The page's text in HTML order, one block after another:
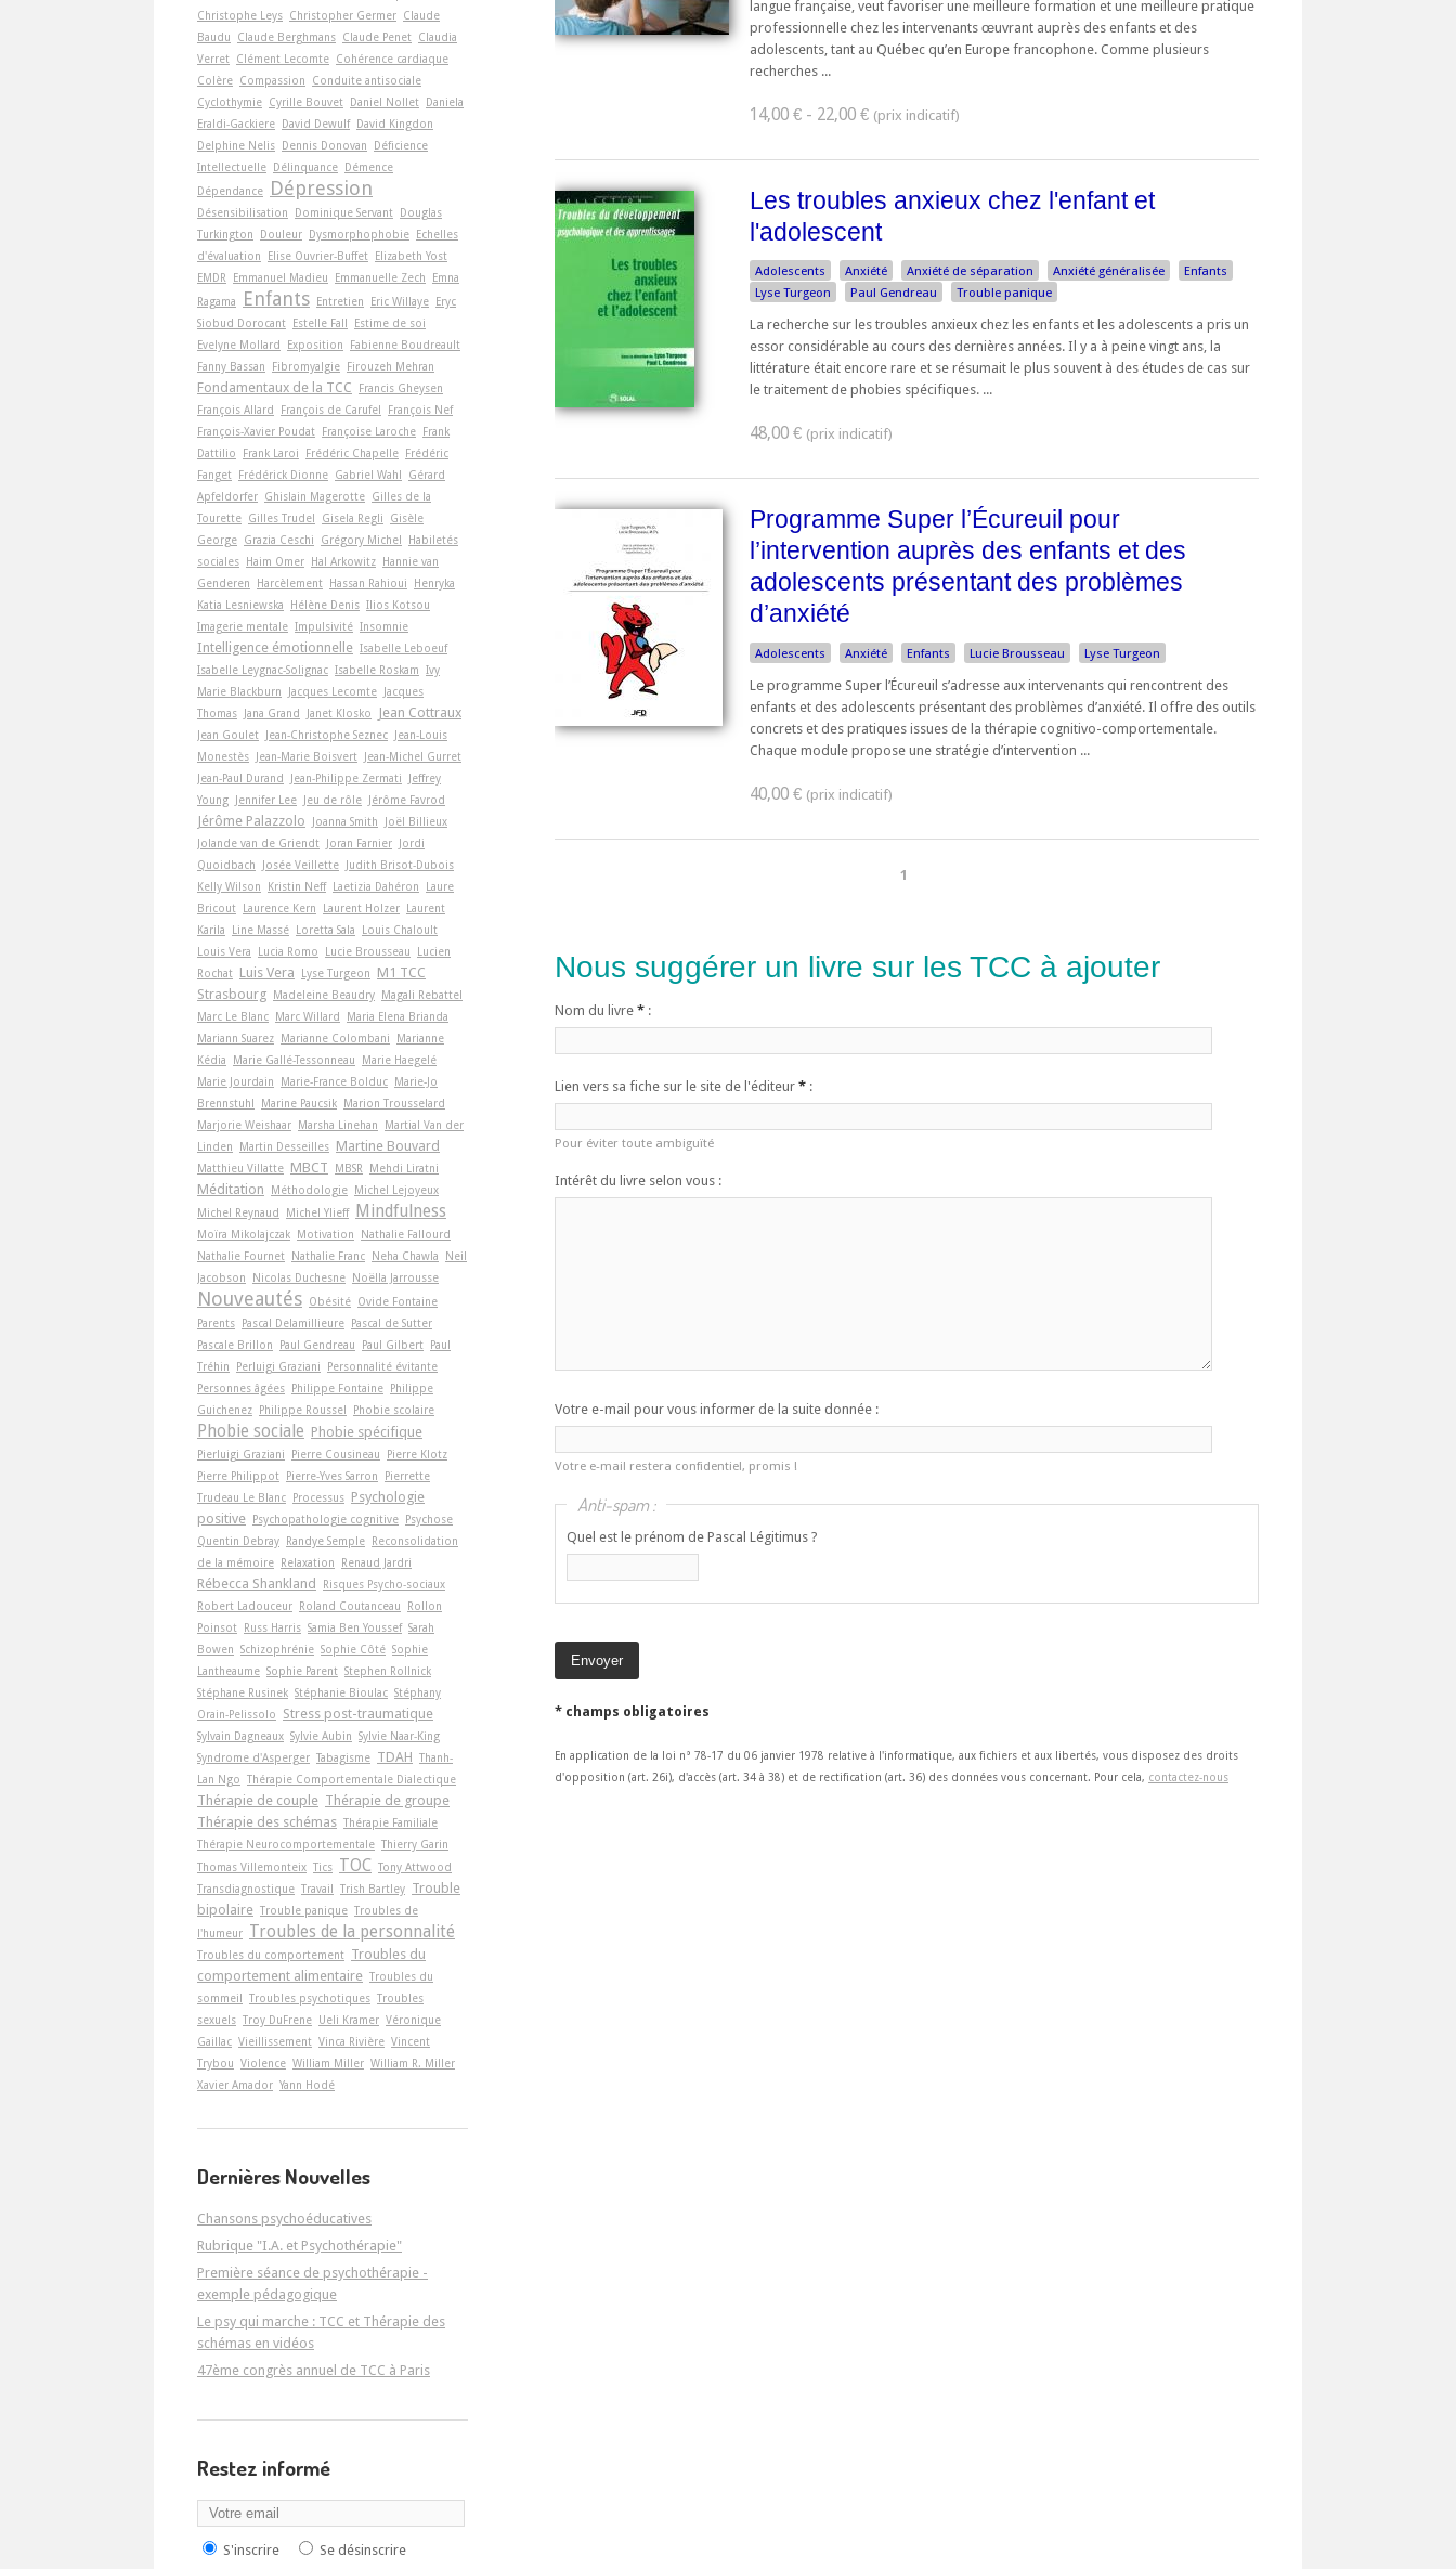
langue française, veut favoriser une meilleure formation et une meilleure pratique
professionnelle chez les intervenants œuvrant auprès des enfants et des
adolescents, tant au Québec qu’en Europe francophone. Comme plusieurs
recherches ...
14,00 € - 22,00 €
Les troubles anxieux chez l'enfant et
l'adolescent
Adolescents Anxiété Anxiété de séparation Anxiété généralisée
Enfants
Lyse Turgeon
Paul Gendreau Trouble panique
La recherche sur les troubles anxieux chez les enfants et les adolescents a pris un
essor considérable au cours des dernières années. Il y a à peine vingt ans, la
littérature était encore rare et se résumait le plus souvent à des études de cas sur
le traitement de phobies spécifiques. ...
48,00 €
Programme Super l’Écureuil pour
l’intervention auprès des enfants et des
adolescents présentant des problèmes
d’anxiété
Adolescents Anxiété Enfants Lucie Brousseau Lyse Turgeon
Le programme Super l’Écureuil s’adresse aux intervenants qui rencontrent des
enfants et des adolescents présentant des problèmes d’anxiété. Il offre des outils
concrets et des pratiques issues de la thérapie cognitivo-comportementale.
Chaque module propose une stratégie d’intervention ...
40,00 €
1
Nous suggérer un livre sur les TCC à ajouter
Nom du livre * :
Lien vers sa fiche sur le site de l'éditeur * :
Pour éviter toute ambiguïté
Intérêt du livre selon vous :
Votre e-mail pour vous informer de la suite donnée :
Votre e-mail restera confidentiel, promis !
Anti-spam :
Quel est le prénom de Pascal Légitimus ?
* champs obligatoires
En application de la loi n° 78-17 du 06 janvier 1978 relative à l'informatique, aux fichiers et aux libertés, vous disposez des droits
d'opposition (art. 26i), d'accès (art. 34 à 38) et de rectification (art. 36) des données vous concernant. Pour cela, contactez-nous
Christophe Leys Christopher Germer Claude
Baudu
Claude Berghmans Claude Penet Claudia
Verret Clément Lecomte Cohérence cardiaque
Colère Compassion
Conduite antisociale
Cyclothymie Cyrille Bouvet Daniel Nollet Daniela
Eraldi-Gackiere David Dewulf David Kingdon
Delphine Nelis Dennis Donovan
Déficience
Intellectuelle Délinquance Démence
Dépendance
Dépression
Désensibilisation Dominique Servant Douglas
Turkington
Douleur Dysmorphophobie Echelles
d'évaluation
Elise Ouvrier-Buffet Elizabeth Yost
EMDR
Emmanuel Madieu Emmanuelle Zech
Emna
Ragama
Enfants Entretien Eric Willaye Eryc
Siobud Dorocant Estelle Fall
Estime de soi
Evelyne Mollard
Exposition
Fabienne Boudreault
Fanny Bassan
Fibromyalgie Firouzeh Mehran
Fondamentaux de la TCC
Francis Gheysen
François Allard
François de Carufel
François Nef
François-Xavier Poudat Françoise Laroche Frank
Dattilio
Frank Laroi Frédéric Chapelle Frédéric
Fanget Frédérick Dionne Gabriel Wahl
Gérard
Apfeldorfer Ghislain Magerotte Gilles de la
Tourette Gilles Trudel Gisela Regli
Gisèle
George Grazia Ceschi Grégory Michel
Habiletés
sociales Haim Omer Hal Arkowitz Hannie van
Genderen
Harcèlement Hassan Rahioui
Henryka
Katia Lesniewska
Hélène Denis Ilios Kotsou
Imagerie mentale Impulsivité Insomnie
Intelligence émotionnelle Isabelle Leboeuf
Isabelle Leygnac-Solignac Isabelle Roskam Ivy
Marie Blackburn
Jacques Lecomte Jacques
Thomas Jana Grand Janet Klosko Jean Cottraux
Jean Goulet Jean-Christophe Seznec Jean-Louis
Monestès Jean-Marie Boisvert Jean-Michel Gurret
Jean-Paul Durand
Jean-Philippe Zermati
Jeffrey
Young Jennifer Lee Jeu de rôle Jérôme Favrod
Jérôme Palazzolo Joanna Smith
Joël Billieux
Jolande van de Griendt Joran Farnier Jordi
Quoidbach
Josée Veillette Judith Brisot-Dubois
Kelly Wilson
Kristin Neff Laetizia Dahéron
Laure
Bricout Laurence Kern Laurent Holzer Laurent
Karila
Line Massé Loretta Sala
Louis Chaloult
Louis Vera
Lucia Romo Lucie Brousseau
Lucien
Rochat Luis Vera Lyse Turgeon
M1 TCC
Strasbourg Madeleine Beaudry Magali Rebattel
Marc Le Blanc Marc Willard
Maria Elena Brianda
Mariann Suarez Marianne Colombani
Marianne
Kédia
Marie Gallé-Tessonneau
Marie Haegelé
Marie Jourdain
Marie-France Bolduc Marie-Jo
Brennstuhl
Marine Paucsik Marion Trousselard
Marjorie Weishaar Marsha Linehan
Martial Van der
Linden
Martin Desseilles Martine Bouvard
Matthieu Villatte MBCT MBSR Mehdi Liratni
Méditation Méthodologie Michel Lejoyeux
Michel Reynaud
Michel Ylieff Mindfulness
Moïra Mikolajczak Motivation
Nathalie Fallourd
Nathalie Fournet Nathalie Franc Neha Chawla
Neil
Jacobson
Nicolas Duchesne Noëlla Jarrousse
Nouveautés Obésité Ovide Fontaine
Parents Pascal Delamillieure Pascal de Sutter
Pascale Brillon
Paul Gendreau Paul Gilbert Paul
Tréhin
Perluigi Graziani
Personnalité évitante
Personnes âgées Philippe Fontaine Philippe
Guichenez Philippe Roussel Phobie scolaire
Phobie sociale Phobie spécifique
Pierluigi Graziani Pierre Cousineau
Pierre Klotz
Pierre Philippot Pierre-Yves Sarron
Pierrette
Trudeau Le Blanc Processus Psychologie
positive Psychopathologie cognitive Psychose
Quentin Debray Randye Semple Reconsolidation
de la mémoire Relaxation Renaud Jardri
Rébecca Shankland
Risques Psycho-sociaux
Robert Ladouceur Roland Coutanceau
Rollon
Poinsot Russ Harris Samia Ben Youssef Sarah
Bowen Schizophrénie Sophie Côté Sophie
Lantheaume Sophie Parent Stephen Rollnick
Stéphane Rusinek Stéphanie Bioulac Stéphany
Orain-Pelissolo
Stress post-traumatique
Sylvain Dagneaux Sylvie Aubin Sylvie Naar-King
Syndrome d'Asperger Tabagisme TDAH Thanh-
Lan Ngo Thérapie Comportementale Dialectique
Thérapie de couple Thérapie de groupe
Thérapie des schémas Thérapie Familiale
Thérapie Neurocomportementale Thierry Garin
Thomas Villemonteix Tics TOC Tony Attwood
Transdiagnostique Travail Trish Bartley Trouble
bipolaire Trouble panique Troubles de
l'humeur Troubles de la personnalité
Troubles du comportement Troubles du
comportement alimentaire Troubles du
sommeil Troubles psychotiques Troubles
sexuels Troy DuFrene Ueli Kramer Véronique
Gaillac Vieillissement Vinca Rivière Vincent
Trybou Violence William Miller William R. Miller
Xavier Amador Yann Hodé
Dernières Nouvelles
Chansons psychoéducatives
Rubrique "I.A. et Psychothérapie"
Première séance de psychothérapie -
exemple pédagogique
Le psy qui marche : TCC et Thérapie des
schémas en vidéos
47ème congrès annuel de TCC à Paris
Restez informé
S'inscrire Se désinscrire